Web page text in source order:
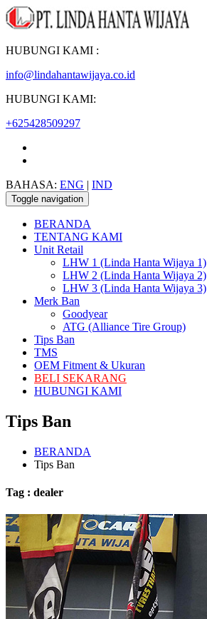
HUBUNGI KAMI :
info@lindahantawijaya.co.id
HUBUNGI KAMI:
+625428509297
BAHASA: ENG | IND
Toggle navigation
BERANDA
TENTANG KAMI
Unit Retail
LHW 1 (Linda Hanta Wijaya 1)
LHW 2 (Linda Hanta Wijaya 2)
LHW 3 (Linda Hanta Wijaya 3)
Merk Ban
Goodyear
ATG (Alliance Tire Group)
Tips Ban
TMS
OEM Fitment & Ukuran
BELI SEKARANG
HUBUNGI KAMI
Tips Ban
BERANDA
Tips Ban
Tag : dealer